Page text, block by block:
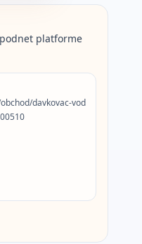
platforme
davkovac-vod